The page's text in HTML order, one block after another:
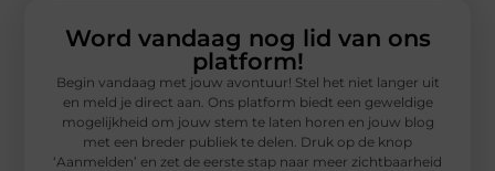
Word vandaag nog lid van ons
platform!
Begin vandaag met jouw avontuur! Stel het niet langer uit
en meld je direct aan. Ons platform biedt een geweldige
mogelijkheid om jouw stem te laten horen en jouw blog
met een breder publiek te delen. Druk op de knop
‘Aanmelden’ en zet de eerste stap naar meer zichtbaarheid